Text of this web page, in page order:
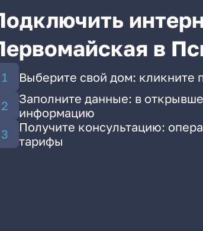
в
Выберите свой дом: кликните
Заполните данные: в
информацию
Получите консультацию:
тарифы